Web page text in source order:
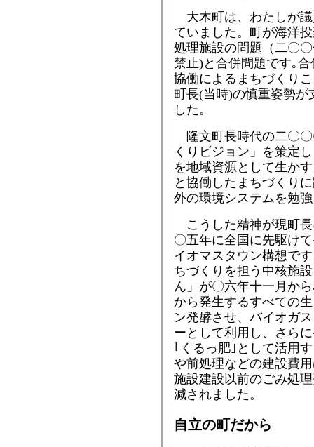
大木町は、わたしが
ていました。町が海洋
処理施設の問題（二〇
禁止)と合併問題です｡
協働によるまちづくり
町長(当時)の慎重姿勢
した。
隆文町長時代の二〇
くりビジョン」を策定
を地域資源として生か
と協働したまちづくり
外の環境システムを勉
こうした精神が現町
〇五年に全国に先駆け
イオマスタウン構想で
ちづくりを担う中核施
ん」が〇六年十一月か
から発生するすべての
ン発酵させ、バイオガ
ーとして利用し、さら
｢くるっ肥｣として活用
や前処理などの建設費
施設建設以前のごみ処
減されました。
自立の町だから